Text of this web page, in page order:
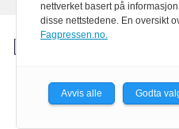
nettverket basert på
disse nettstedene. En oversikt
Fagpressen.no.
Avvis alle Godta